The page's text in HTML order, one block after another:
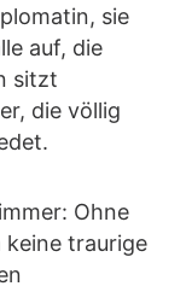
sie
auf, die
sitzt
die völlig
Ohne
keine traurige